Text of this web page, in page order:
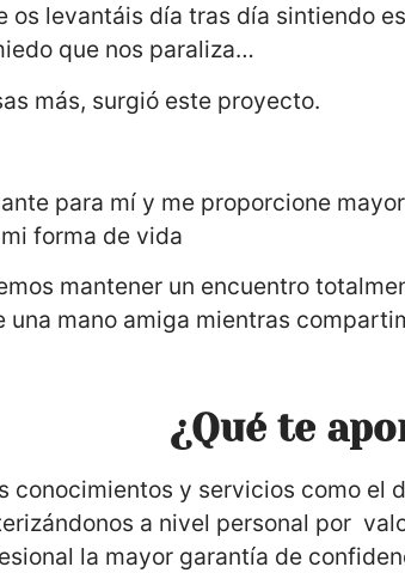
os levantáis día tras día sintiendo
que nos paraliza…
más, surgió este proyecto.
para mí y me proporcione
forma de vida
mantener un encuentro
mano amiga mientras
¿Qué te
conocimientos y servicios como
a nivel personal por
la mayor garantía de